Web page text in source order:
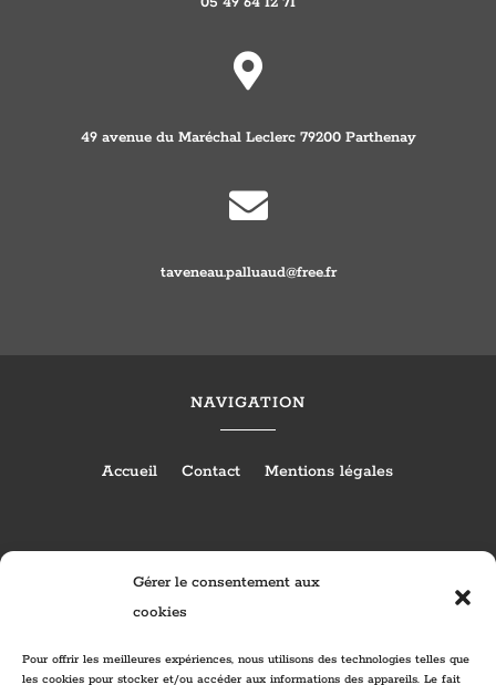
Gérer le consentement aux
cookies
Pour offrir les meilleures expériences, nous utilisons des technologies telles que
les cookies pour stocker et/ou accéder aux informations des appareils. Le fait

49 avenue du Maréchal Leclerc 79200 Parthenay

taveneau.palluaud@free.fr
NAVIGATION
Accueil Contact Mentions légales